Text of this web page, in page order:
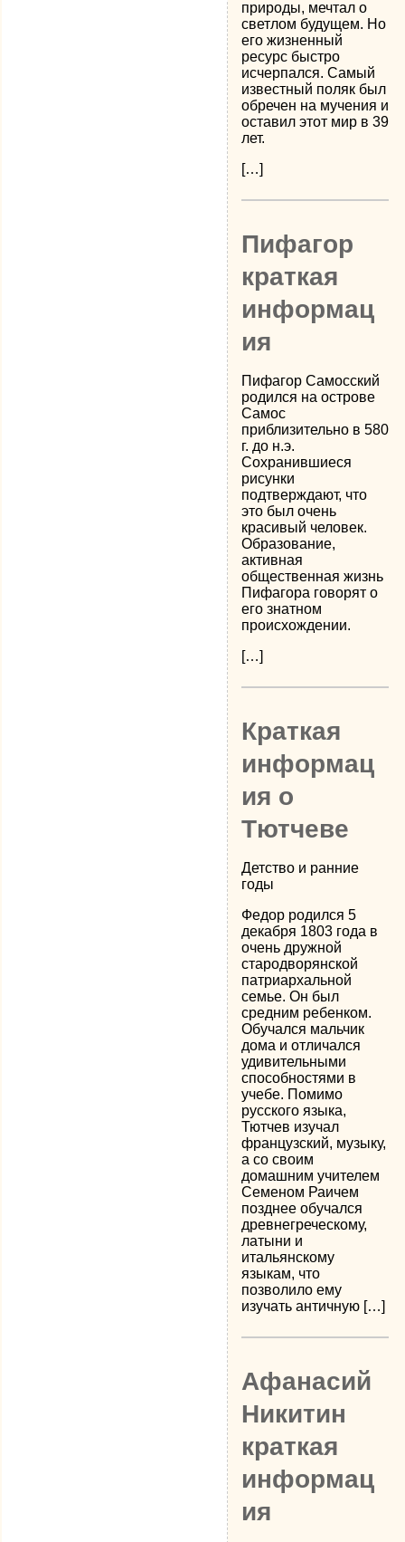
природы, мечтал о
светлом будущем. Но
его жизненный
ресурс быстро
исчерпался. Самый
известный поляк был
обречен на мучения и
оставил этот мир в 39
лет.
[…]
Пифагор
краткая
информац
ия
Пифагор Самосский
родился на острове
Самос
приблизительно в 580
г. до н.э.
Сохранившиеся
рисунки
подтверждают, что
это был очень
красивый человек.
Образование,
активная
общественная жизнь
Пифагора говорят о
его знатном
происхождении.
[…]
Краткая
информац
ия о
Тютчеве
Детство и ранние
годы
Федор родился 5
декабря 1803 года в
очень дружной
стародворянской
патриархальной
семье. Он был
средним ребенком.
Обучался мальчик
дома и отличался
удивительными
способностями в
учебе. Помимо
русского языка,
Тютчев изучал
французский, музыку,
а со своим
домашним учителем
Семеном Раичем
позднее обучался
древнегреческому,
латыни и
итальянскому
языкам, что
позволило ему
изучать античную […]
Афанасий
Никитин
краткая
информац
ия